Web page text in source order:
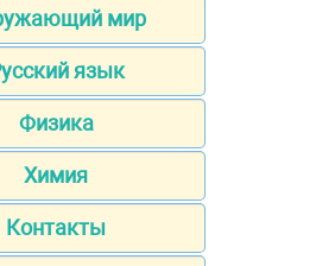
мир
язык
Физика
Химия
Контакты